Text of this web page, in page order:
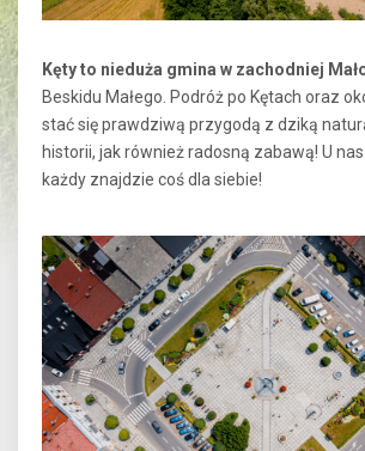
Kęty to nieduża gmina w zachodniej
Beskidu Małego. Podróż po Kętach oraz
stać się prawdziwą przygodą z dziką
historii, jak również radosną zabawą! U
każdy znajdzie coś dla siebie!